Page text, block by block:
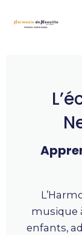
musique
enfants,